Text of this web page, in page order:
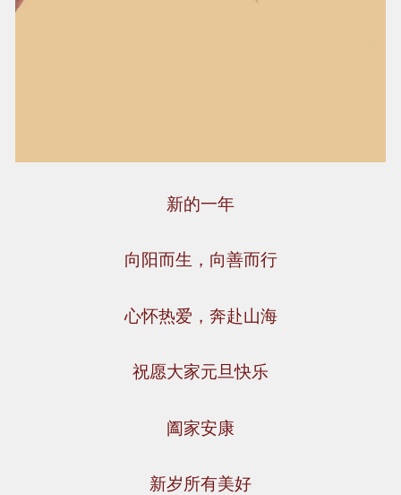
新的一年
向阳而生，向善而行
心怀热爱，奔赴山海
祝愿大家元旦快乐
阖家安康
新岁所有美好